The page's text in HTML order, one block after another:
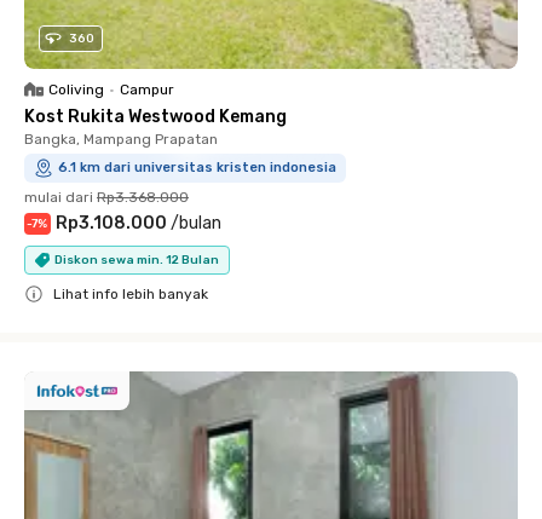
360
Coliving • Campur
Kost Rukita Westwood Kemang
Bangka, Mampang Prapatan
6.1 km dari universitas kristen indonesia
mulai dari Rp3.368.000
-7% Rp3.108.000 /bulan
Diskon sewa min. 12 Bulan
Lihat info lebih banyak